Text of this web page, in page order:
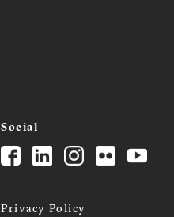
Social
Privacy Policy